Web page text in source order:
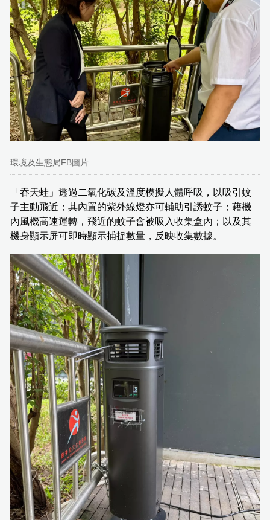
環境及生態局FB圖片
「吞天蛙」透過二氧化碳及溫度模擬人體呼吸，以吸引蚊
子主動飛近；其內置的紫外線燈亦可輔助引誘蚊子；藉機
內風機高速運轉，飛近的蚊子會被吸入收集盒內；以及其
機身顯示屏可即時顯示捕捉數量，反映收集數據。